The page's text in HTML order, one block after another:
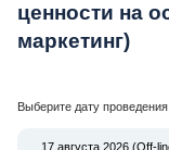
ценности на
маркетинг)
Выберите дату проведения: